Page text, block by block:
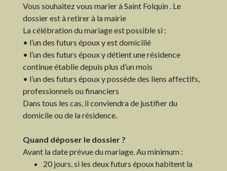
Vous souhaitez vous marier à Saint Folquin . Le
dossier est à retirer à la mairie
La célébration du mariage est possible si :
• l’un des futurs époux y est domicilié
• l’un des futurs époux y détient une résidence
continue établie depuis plus d’un mois
• l’un des futurs époux y possède des liens affectifs,
professionnels ou financiers
Dans tous les cas, il conviendra de justifier du
domicile ou de la résidence.
Quand déposer le dossier ?
Avant la date prévue du mariage. Au minimum :
20 jours, si les deux futurs époux habitent la